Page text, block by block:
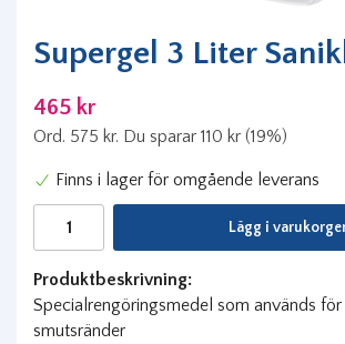
Supergel 3 Liter
465 kr
Ord. 575 kr. Du sparar 110 kr (19%)
Finns i lager för omgående leverans
Lägg i
Produktbeskrivning:
Specialrengöringsmedel som används
smutsränder